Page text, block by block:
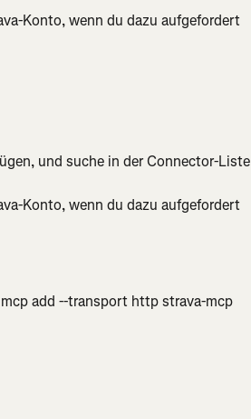
Konto, wenn du dazu aufgefordert
und suche in der Connector-Liste
Konto, wenn du dazu aufgefordert
add --transport http strava-mcp